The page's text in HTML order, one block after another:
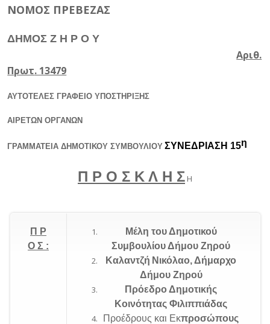
ΝΟΜΟΣ ΠΡΕΒΕΖΑΣ
ΔΗΜΟΣ Ζ Η Ρ Ο Υ
Αριθ.
Πρωτ. 13479
ΑΥΤΟΤΕΛΕΣ ΓΡΑΦΕΙΟ ΥΠΟΣΤΗΡΙΞΗΣ
ΑΙΡΕΤΩΝ ΟΡΓΑΝΩΝ
ΓΡΑΜΜΑΤΕΙΑ ΔΗΜΟΤΙΚΟΥ ΣΥΜΒΟΥΛΙΟΥ ΣΥΝΕΔΡΙΑΣΗ 15η
Π Ρ Ο Σ Κ Λ Η Σ Η
Π Ρ
Ο Σ :
Mέλη του Δημοτικού
Συμβουλίου Δήμου Ζηρού
Καλαντζή Νικόλαο, Δήμαρχο
Δήμου Ζηρού
Πρόεδρο Δημοτικής
Κοινότητας Φιλιππιάδας
Προέδρους και Εκπροσώπους